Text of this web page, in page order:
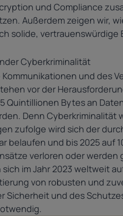
und Compliance
Außerdem zeigen wir,
solide,
Cyberkriminalität
und des
vor der
Quintillionen Bytes an
Denn Cyberkriminalität
zufolge wird sich der
belaufen und bis 2025 auf
verloren oder werden
im Jahr 2023 weltweit
von robusten und
Sicherheit und des